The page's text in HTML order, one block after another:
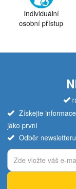
Individuální
osobní přístup
Získejte
jako první
Odběr